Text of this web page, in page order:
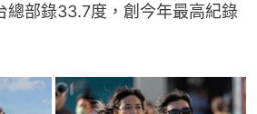
部錄33.7度，創今年最高紀錄